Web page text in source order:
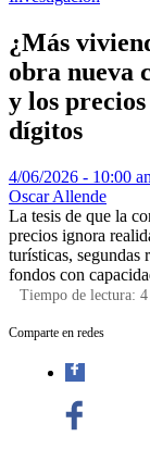
¿Más
obra nueva
y los
dígitos
4/06/2026 - 10:00
Oscar Allende
La tesis de que la
precios ignora
turísticas, segundas
fondos con
Tiempo de lectura: 4
Comparte en redes